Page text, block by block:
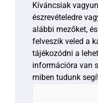
Kíváncsiak
észrevételedre
alábbi mezőket,
felveszik veled a
tájékozódni a
információra van
miben tudunk